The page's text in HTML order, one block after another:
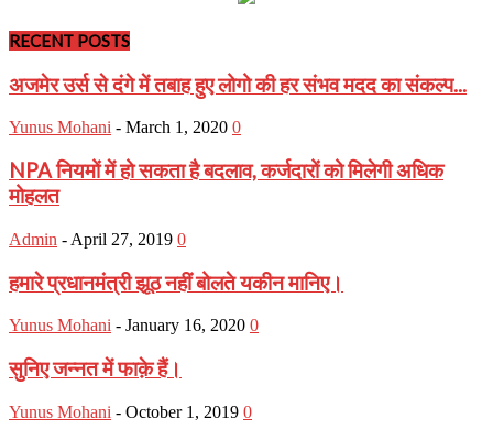
RECENT POSTS
अजमेर उर्स से दंगे में तबाह हुए लोगो की हर संभव मदद का संकल्प...
Yunus Mohani - March 1, 2020 0
NPA नियमों में हो सकता है बदलाव, कर्जदारों को मिलेगी अधिक
मोहलत
Admin - April 27, 2019 0
हमारे प्रधानमंत्री झूठ नहीं बोलते यकीन मानिए।
Yunus Mohani - January 16, 2020 0
सुनिए जन्नत में फाक़े हैं।
Yunus Mohani - October 1, 2019 0